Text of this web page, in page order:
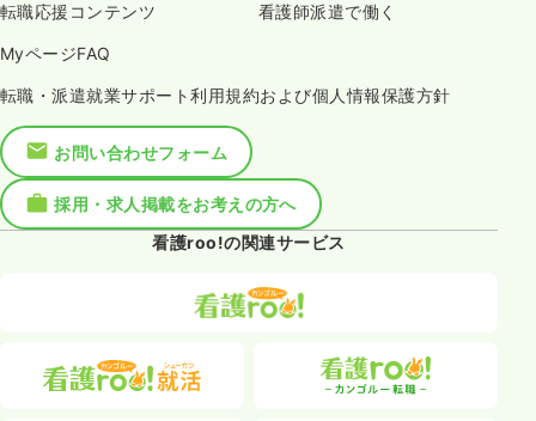
転職応援コンテンツ 看護師派遣で働く
MyページFAQ
転職・派遣就業サポート利用規約および個人情報保護方針
お問い合わせフォーム
採用・求人掲載をお考えの方へ
看護roo!の関連サービス